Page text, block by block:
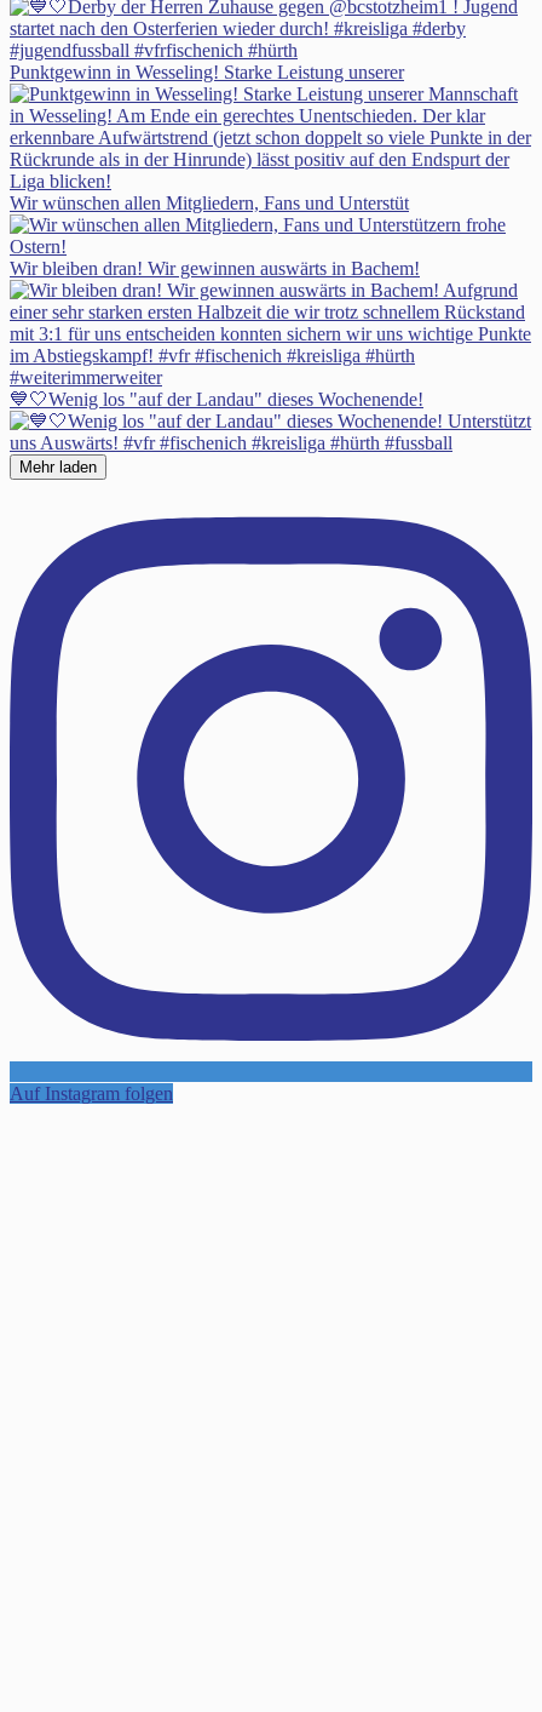
Punktgewinn in Wesseling! Starke Leistung unserer
Wir wünschen allen Mitgliedern, Fans und Unterstüt
Wir bleiben dran! Wir gewinnen auswärts in Bachem!
💙🤍Wenig los "auf der Landau" dieses Wochenende!
Mehr laden
Auf Instagram folgen